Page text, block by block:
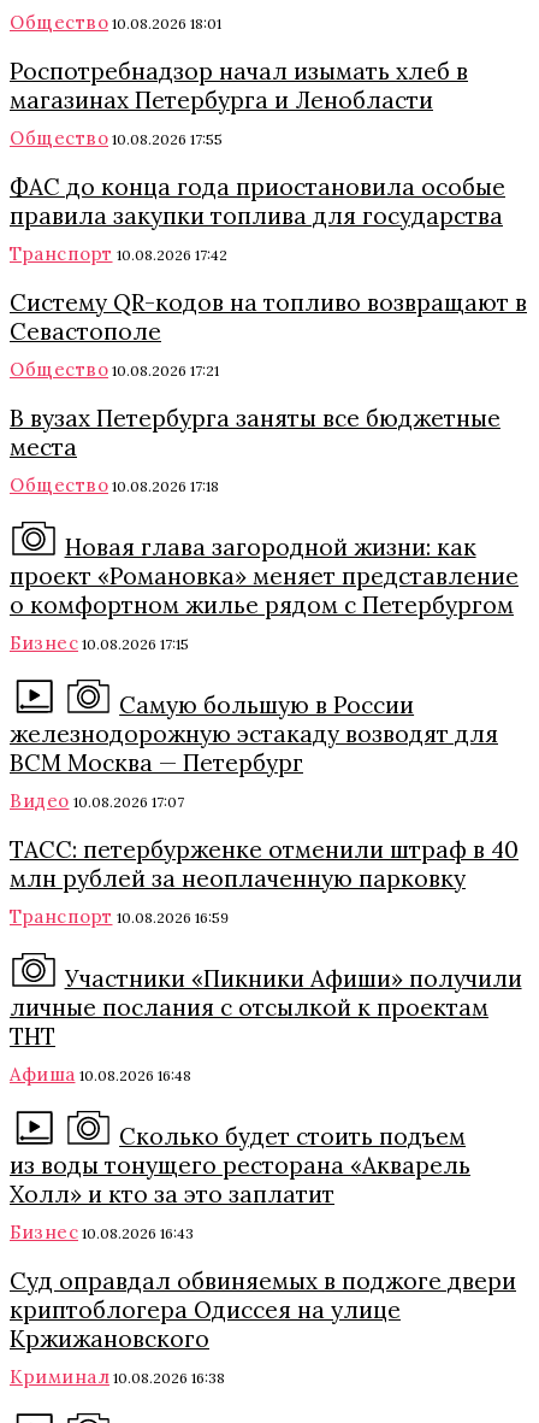
Общество 10.08.2026 18:01
Роспотребнадзор начал изымать хлеб в
магазинах Петербурга и Ленобласти
Общество 10.08.2026 17:55
ФАС до конца года приостановила особые
правила закупки топлива для государства
Транспорт 10.08.2026 17:42
Систему QR-кодов на топливо возвращают в
Севастополе
Общество 10.08.2026 17:21
В вузах Петербурга заняты все бюджетные
места
Общество 10.08.2026 17:18
Новая глава загородной жизни: как
проект «Романовка» меняет представление
о комфортном жилье рядом с Петербургом
Бизнес 10.08.2026 17:15
Самую большую в России
железнодорожную эстакаду возводят для
ВСМ Москва — Петербург
Видео 10.08.2026 17:07
ТАСС: петербурженке отменили штраф в 40
млн рублей за неоплаченную парковку
Транспорт 10.08.2026 16:59
Участники «Пикники Афиши» получили
личные послания с отсылкой к проектам
ТНТ
Афиша 10.08.2026 16:48
Сколько будет стоить подъем
из воды тонущего ресторана «Акварель
Холл» и кто за это заплатит
Бизнес 10.08.2026 16:43
Суд оправдал обвиняемых в поджоге двери
криптоблогера Одиссея на улице
Кржижановского
Криминал 10.08.2026 16:38